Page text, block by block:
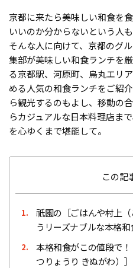
京都に来たら美味しい和食を
いいのか分からないという人
そんな人に向けて、京都のグ
集部が美味しい和食ランチを
る京都駅、河原町、烏丸エリ
める人気の和食ランチをご紹
ら観光するのもよし、移動の
らカジュアルな日本料理店ま
を心ゆくまで堪能して。
この記
1.
祇園の［ごはんや村上
うリーズナブルな本格和
2.
本格和食がこの値段で
つりょうり きぬがわ）